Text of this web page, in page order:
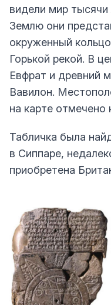
видели мир
Землю они
окруженный
Горькой рекой. В
Евфрат и древний
Вавилон.
на карте
Табличка была
в Сиппаре,
приобретена